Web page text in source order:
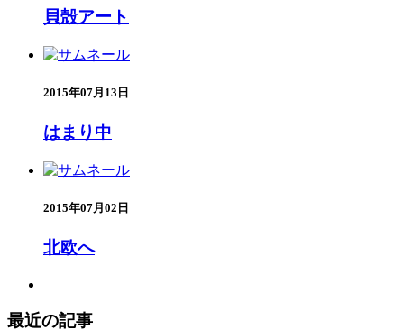
貝殻アート
2015年07月13日
はまり中
2015年07月02日
北欧へ
最近の記事